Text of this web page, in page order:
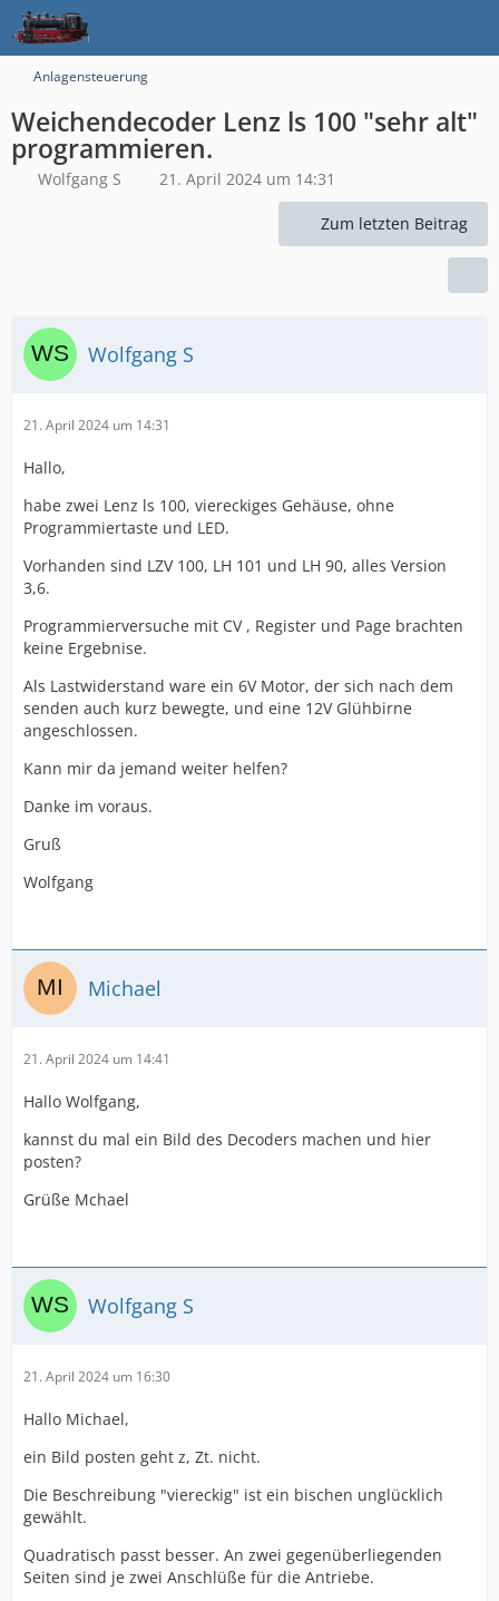
Anlagensteuerung
Weichendecoder Lenz ls 100 "sehr alt"
programmieren.
Wolfgang S 21. April 2024 um 14:31
Zum letzten Beitrag
Wolfgang S
21. April 2024 um 14:31
Hallo,
habe zwei Lenz ls 100, viereckiges Gehäuse, ohne
Programmiertaste und LED.
Vorhanden sind LZV 100, LH 101 und LH 90, alles Version
3,6.
Programmierversuche mit CV , Register und Page brachten
keine Ergebnise.
Als Lastwiderstand ware ein 6V Motor, der sich nach dem
senden auch kurz bewegte, und eine 12V Glühbirne
angeschlossen.
Kann mir da jemand weiter helfen?
Danke im voraus.
Gruß
Wolfgang
Michael
21. April 2024 um 14:41
Hallo Wolfgang,
kannst du mal ein Bild des Decoders machen und hier
posten?
Grüße Mchael
Wolfgang S
21. April 2024 um 16:30
Hallo Michael,
ein Bild posten geht z, Zt. nicht.
Die Beschreibung "viereckig" ist ein bischen unglücklich
gewählt.
Quadratisch passt besser. An zwei gegenüberliegenden
Seiten sind je zwei Anschlüße für die Antriebe.